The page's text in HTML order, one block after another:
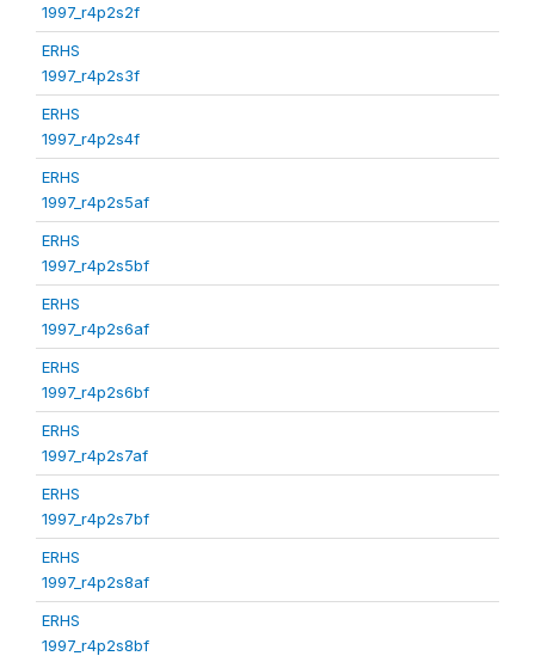
1997_r4p2s2f
ERHS
1997_r4p2s3f
ERHS
1997_r4p2s4f
ERHS
1997_r4p2s5af
ERHS
1997_r4p2s5bf
ERHS
1997_r4p2s6af
ERHS
1997_r4p2s6bf
ERHS
1997_r4p2s7af
ERHS
1997_r4p2s7bf
ERHS
1997_r4p2s8af
ERHS
1997_r4p2s8bf